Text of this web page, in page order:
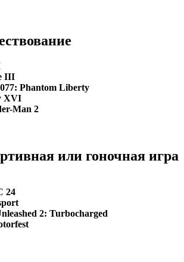
III
Phantom Liberty
XVI
Man 2
или гоночная игра
24
2: Turbocharged